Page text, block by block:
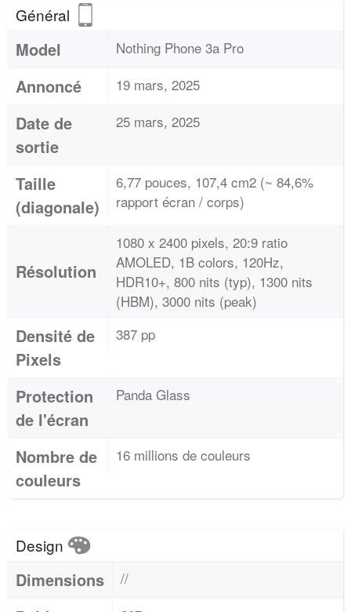
Général
Model Nothing Phone 3a Pro
Annoncé 19 mars, 2025
Date de
sortie
25 mars, 2025
Taille
(diagonale)
6,77 pouces, 107,4 cm2 (~ 84,6%
rapport écran / corps)
Résolution
1080 x 2400 pixels, 20:9 ratio
AMOLED, 1B colors, 120Hz,
HDR10+, 800 nits (typ), 1300 nits
(HBM), 3000 nits (peak)
Densité de
Pixels
387 pp
Protection
de l'écran
Panda Glass
Nombre de
couleurs
16 millions de couleurs
Design
Dimensions //